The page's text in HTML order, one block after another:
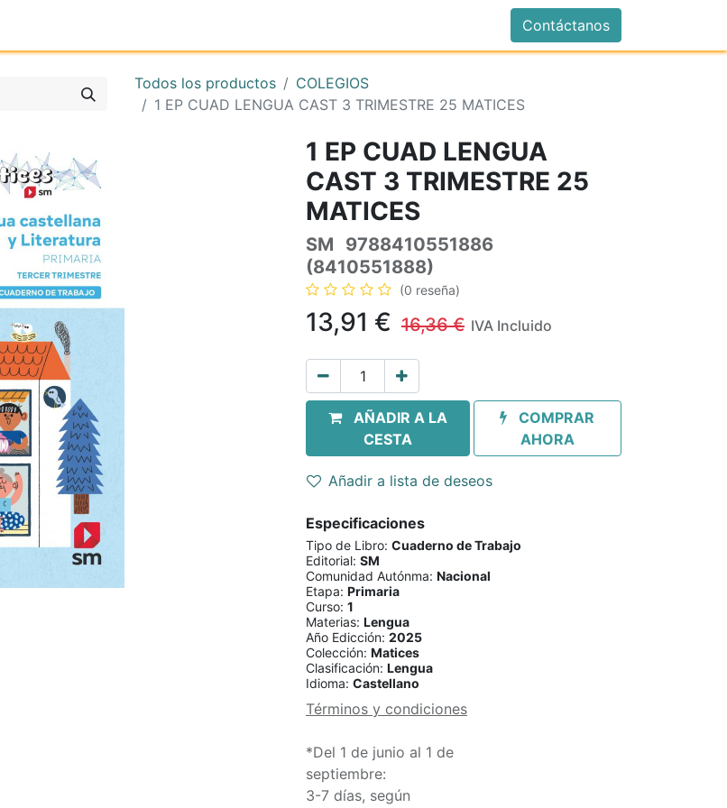
Contáctanos
Todos los productos
COLEGIOS
1 EP CUAD LENGUA CAST 3 TRIMESTRE 25 MATICES
1 EP CUAD LENGUA
CAST 3 TRIMESTRE 25
MATICES
SM
9788410551886
(8410551888)
(0 reseña)
13,91 € 16,36€ IVA Incluido
AÑADIR A LA
CESTA
COMPRAR
AHORA
Añadir a lista de deseos
Especificaciones
Tipo de Libro: Cuaderno de Trabajo
Editorial: SM
Comunidad Autónma: Nacional
Etapa: Primaria
Curso: 1
Materias: Lengua
Año Edicción: 2025
Colección: Matices
Clasificación: Lengua
Idioma: Castellano
Términos y condiciones
*Del 1 de junio al 1 de
septiembre:
3-7 días, según